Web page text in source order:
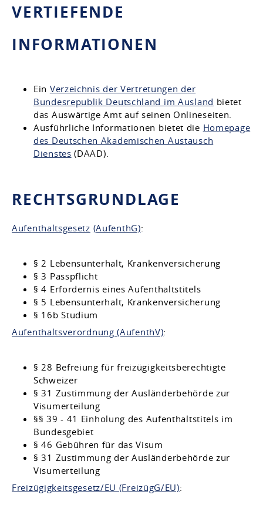
VERTIEFENDE
INFORMATIONEN
Ein Verzeichnis der Vertretungen der
Bundesrepublik Deutschland im Ausland bietet
das Auswärtige Amt auf seinen Onlineseiten.
Ausführliche Informationen bietet die Homepage
des Deutschen Akademischen Austausch
Dienstes (DAAD).
RECHTSGRUNDLAGE
Aufenthaltsgesetz (AufenthG):
§ 2 Lebensunterhalt, Krankenversicherung
§ 3 Passpflicht
§ 4 Erfordernis eines Aufenthaltstitels
§ 5 Lebensunterhalt, Krankenversicherung
§ 16b Studium
Aufenthaltsverordnung (AufenthV):
§ 28 Befreiung für freizügigkeitsberechtigte
Schweizer
§ 31 Zustimmung der Ausländerbehörde zur
Visumerteilung
§§ 39 - 41 Einholung des Aufenthaltstitels im
Bundesgebiet
§ 46 Gebühren für das Visum
§ 31 Zustimmung der Ausländerbehörde zur
Visumerteilung
Freizügigkeitsgesetz/EU (FreizügG/EU):